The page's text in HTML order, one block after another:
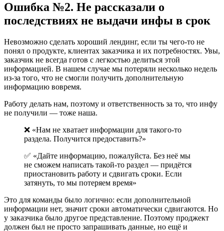
Ошибка №2. Не рассказали о
последствиях не выдачи инфы в срок
Невозможно сделать хороший лендинг, если ты чего-то не
понял о продукте, клиентах заказчика и их потребностях. Увы,
заказчик не всегда готов с легкостью делиться этой
информацией. В нашем случае мы потеряли несколько недель
из-за того, что не смогли получить дополнительную
информацию вовремя.
Работу делать нам, поэтому и ответственность за то, что инфу
не получили — тоже наша.
❌ «Нам не хватает информации для такого-то
раздела. Получится предоставить?»
✅ «Дайте информацию, пожалуйста. Без неё мы
не сможем написать такой-то раздел — придётся
приостановить работу и сдвигать сроки. Если
затянуть, то мы потеряем время»
Это для команды было логично: если дополнительной
информации нет, значит сроки автоматически сдвигаются. Но
у заказчика было другое представление. Поэтому проджект
должен был не просто запрашивать данные, но ещё и